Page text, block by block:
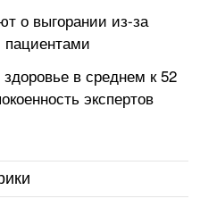
о выгорании из-за
в среднем к 52
экспертов